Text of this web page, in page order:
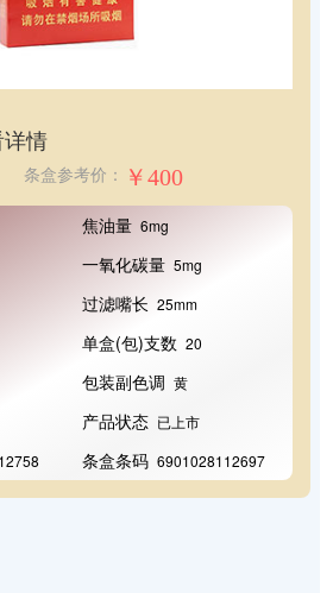
详情
条盒参考价： ￥400
焦油量 6mg
一氧化碳量 5mg
过滤嘴长 25mm
单盒(包)支数 20
包装副色调 黄
产品状态 已上市
条盒条码 6901028112697